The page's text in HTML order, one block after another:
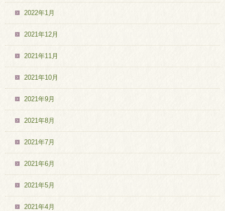
2022年1月
2021年12月
2021年11月
2021年10月
2021年9月
2021年8月
2021年7月
2021年6月
2021年5月
2021年4月